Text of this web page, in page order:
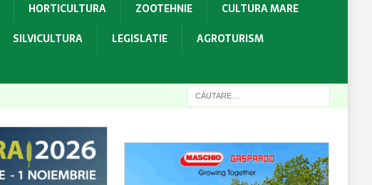
HORTICULTURA ZOOTEHNIE
CULTURA MARE
SILVICULTURA LEGISLATIE
AGROTURISM